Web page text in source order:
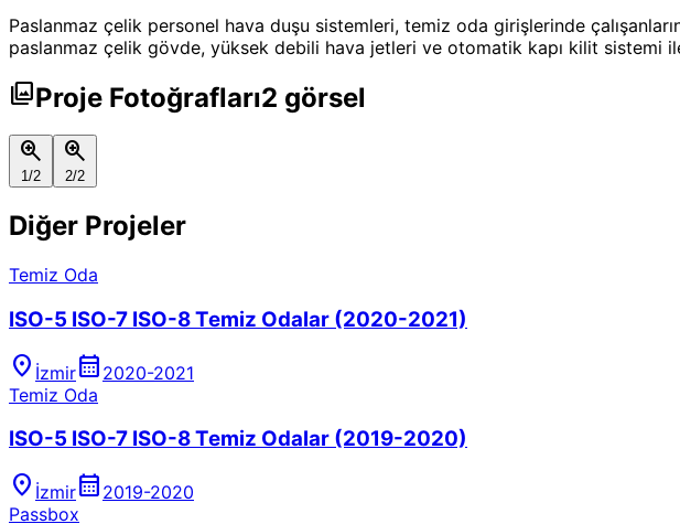
Paslanmaz çelik personel hava duşu sistemleri, temiz oda girişlerinde
paslanmaz çelik gövde, yüksek debili hava jetleri ve otomatik kapı kilit sistemi ile
photo_libraryProje Fotoğrafları2 görsel
zoom_in
1/2
zoom_in
2/2
Diğer Projeler
Temiz Oda
ISO-5 ISO-7 ISO-8 Temiz Odalar (2020-2021)
location_on İzmircalendar_month 2020-2021
Temiz Oda
ISO-5 ISO-7 ISO-8 Temiz Odalar (2019-2020)
location_on İzmircalendar_month 2019-2020
Passbox